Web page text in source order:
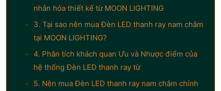
nhân hóa thiết kế từ MOON LIGHTING
3. Tại sao nên mua Đèn LED thanh ray nam châm
tại MOON LIGHTING?
4. Phân tích khách quan Ưu và Nhược điểm của
hệ thống Đèn LED thanh ray từ
5. Nên mua Đèn LED thanh ray nam châm chính